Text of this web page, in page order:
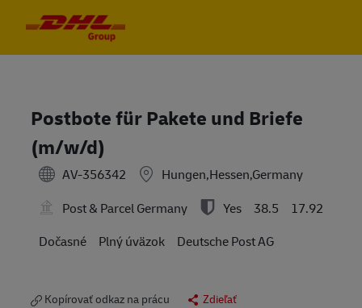
Postbote für Pakete und Briefe
(m/w/d)
AV-356342
Hungen,Hessen,Germany
Post & Parcel Germany
Yes 38.5
17.92
Dočasné
Plný úväzok Deutsche Post AG
Kopírovať odkaz na prácu Zdieľať